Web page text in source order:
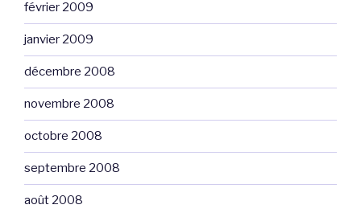
février 2009
janvier 2009
décembre 2008
novembre 2008
octobre 2008
septembre 2008
août 2008